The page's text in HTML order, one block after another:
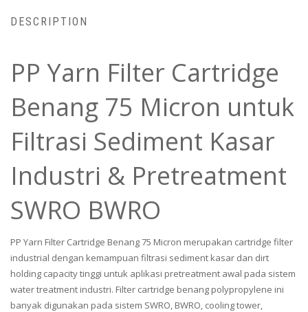
DESCRIPTION
PP Yarn Filter Cartridge
Benang 75 Micron untuk
Filtrasi Sediment Kasar
Industri & Pretreatment
SWRO BWRO
PP Yarn Filter Cartridge Benang 75 Micron merupakan cartridge filter
industrial dengan kemampuan filtrasi sediment kasar dan dirt
holding capacity tinggi untuk aplikasi pretreatment awal pada sistem
water treatment industri. Filter cartridge benang polypropylene ini
banyak digunakan pada sistem SWRO, BWRO, cooling tower,